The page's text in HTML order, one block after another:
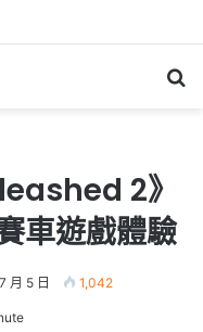
私人公司
2》
車遊戲體驗
月 5 日 1,042